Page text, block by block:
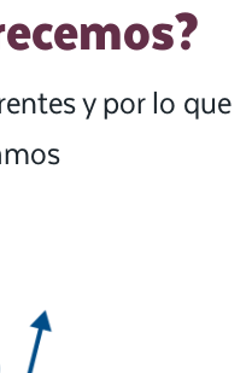
y por lo que